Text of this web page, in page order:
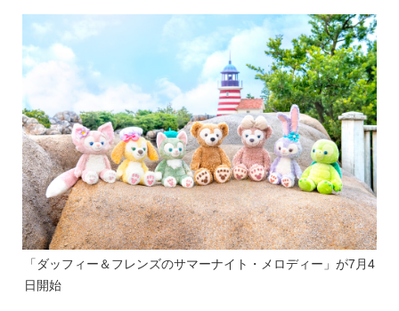
「ダッフィー＆フレンズのサマーナイト・メロディー」が7月4
日開始